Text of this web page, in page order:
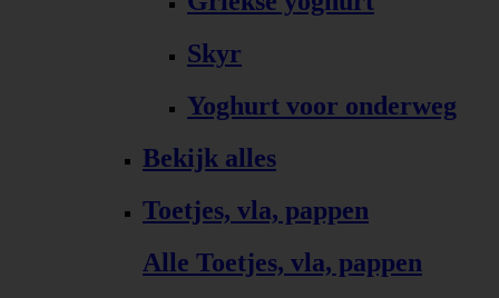
Skyr
Yoghurt voor onderweg
Bekijk alles
Toetjes, vla, pappen
Alle Toetjes, vla, pappen